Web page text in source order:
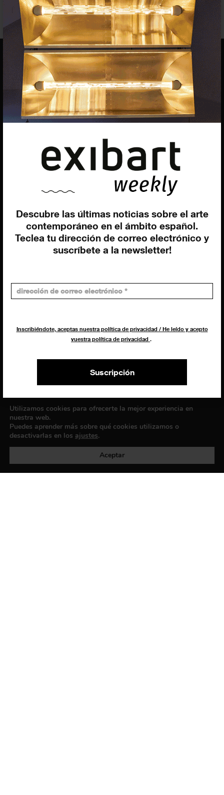
Descubre las últimas noticias sobre el arte
contemporáneo en el ámbito español.
Teclea tu dirección de correo electrónico y
suscríbete a la newsletter!
Inscribiéndote, aceptas nuestra política de privacidad / He leído y acepto
vuestra política de privacidad .
Suscripción
EQUIPO
Dirección general
Uros Gorgone
Carolina Ciuti
Administración
Francesca Grismondi
Programación y diseño web
Giovanni Costante
Marcello Moi
EXIBART SPAIN, S.L.U.
08015 BARCELONA
CIF: B06956841
Política de privacidad
Utilizamos cookies para ofrecerte la mejor experiencia en
nuestra web.
Puedes aprender más sobre qué cookies utilizamos o
desactivarlas en los ajustes.
Aceptar